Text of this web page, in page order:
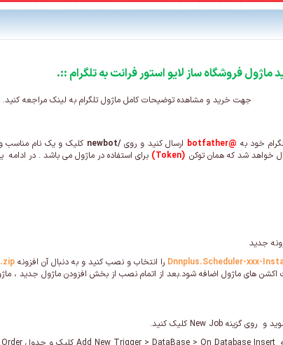
فروشگاه ساز لایو استور فرانت به تلگرام ::.
جهت خرید و مشاهده توضیحات کامل ماژول تلگرام به لینک مراجعه کنید.
خود به @botfather ارسال کنید و روی/newbot
کلیک و یک نام مناسب و
خواهد شد که همان توکن (Token)
برای استفاده در ماژول می باشد . در ادامه
جدید
Dnnplus.Scheduler-xxx- را انتخاب و نصب کنید و به دنبال آن افزونه
های ماژول اضافه شود.بعد از اتمام نصب از بخش افزودن ماژول جدید ،